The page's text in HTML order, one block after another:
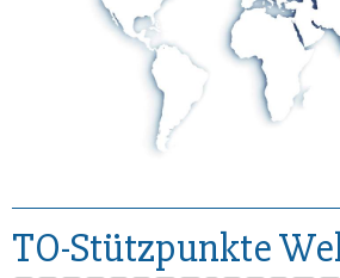
TO-Stützpunkte